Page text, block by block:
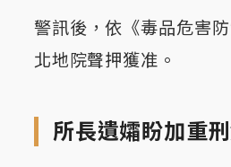
警訊後，依《毒品危害
北地院聲押獲准。
所長遺孀盼加重